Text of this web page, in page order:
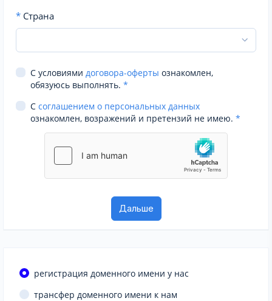
* Страна
С условиями договора-оферты ознакомлен,
обязуюсь выполнять. *
С соглашением о персональных данных
ознакомлен, возражений и претензий не имею. *
регистрация доменного имени у нас
трансфер доменного имени к нам